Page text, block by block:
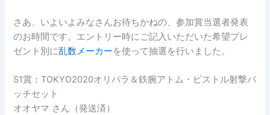
さあ、いよいよみなさんお待ちかねの、参加賞当選者発表
のお時間です。エントリー時にご記入いただいた希望プレ
ゼント別に乱数メーカーを使って抽選を行いました。
S1賞：TOKYO2020オリパラ＆鉄腕アトム・ピストル射撃バ
ッチセット
オオヤマ さん（発送済）